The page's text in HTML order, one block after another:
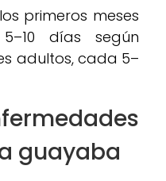
primeros meses
días según
adultos, cada 5–
guayaba